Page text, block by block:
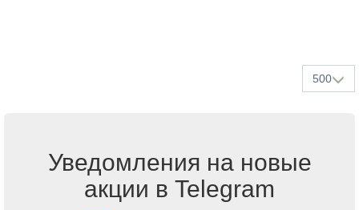
500
Уведомления на новые
акции в Telegram